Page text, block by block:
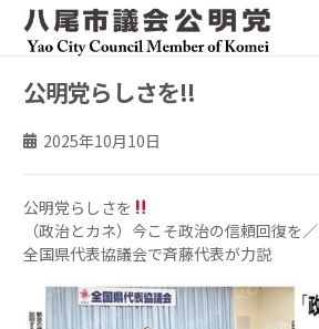
公明党らしさを!!
2025年10月10日
公明党らしさを
（政治とカネ）今こそ政治の信頼回復を
全国県代表協議会で斉藤代表が力説